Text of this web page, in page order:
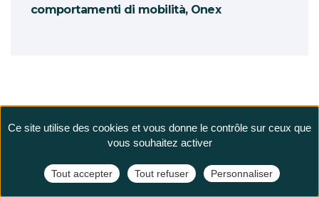
comportamenti di mobilità, Onex
Ce site utilise des cookies et vous donne le contrôle sur ceux que
vous souhaitez activer
Tout accepter Tout refuser Personnaliser